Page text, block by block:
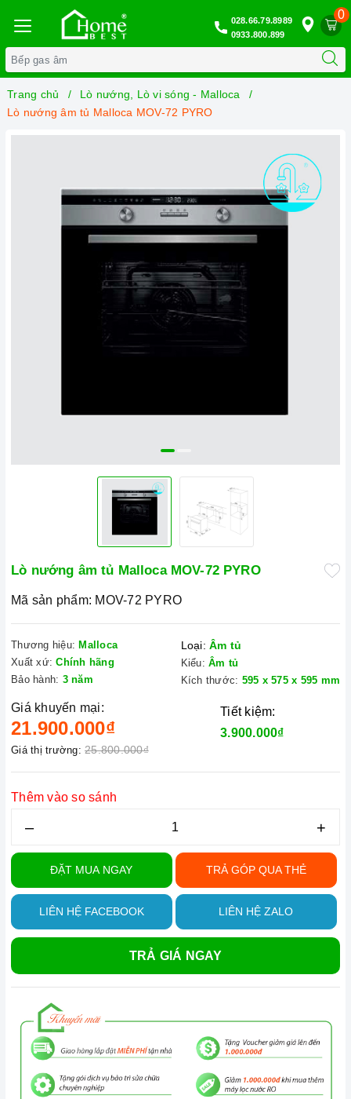
0
028.66.79.8989
0933.800.899
Trang chủ
Lò nướng, Lò vi sóng - Malloca
Lò nướng âm tủ Malloca MOV-72 PYRO
Lò nướng âm tủ Malloca MOV-72 PYRO
Mã sản phẩm: MOV-72 PYRO
Thương hiệu: Malloca
Xuất xứ: Chính hãng
Bảo hành: 3 năm
Loại: Âm tủ
Kiểu: Âm tủ
Kích thước: 595 x 575 x 595 mm
Giá khuyến mại:
21.900.000₫
Giá thị trường: 25.800.000₫
Tiết kiệm:
3.900.000₫
Thêm vào so sánh
– +
ĐẶT MUA NGAY TRẢ GÓP QUA THẺ
LIÊN HỆ FACEBOOK LIÊN HỆ ZALO
TRẢ GIÁ NGAY